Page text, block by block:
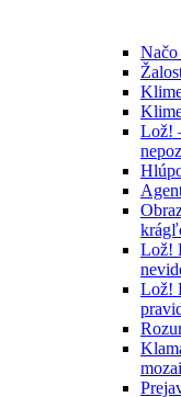
Načo
Lož!
Lož!
Lož!